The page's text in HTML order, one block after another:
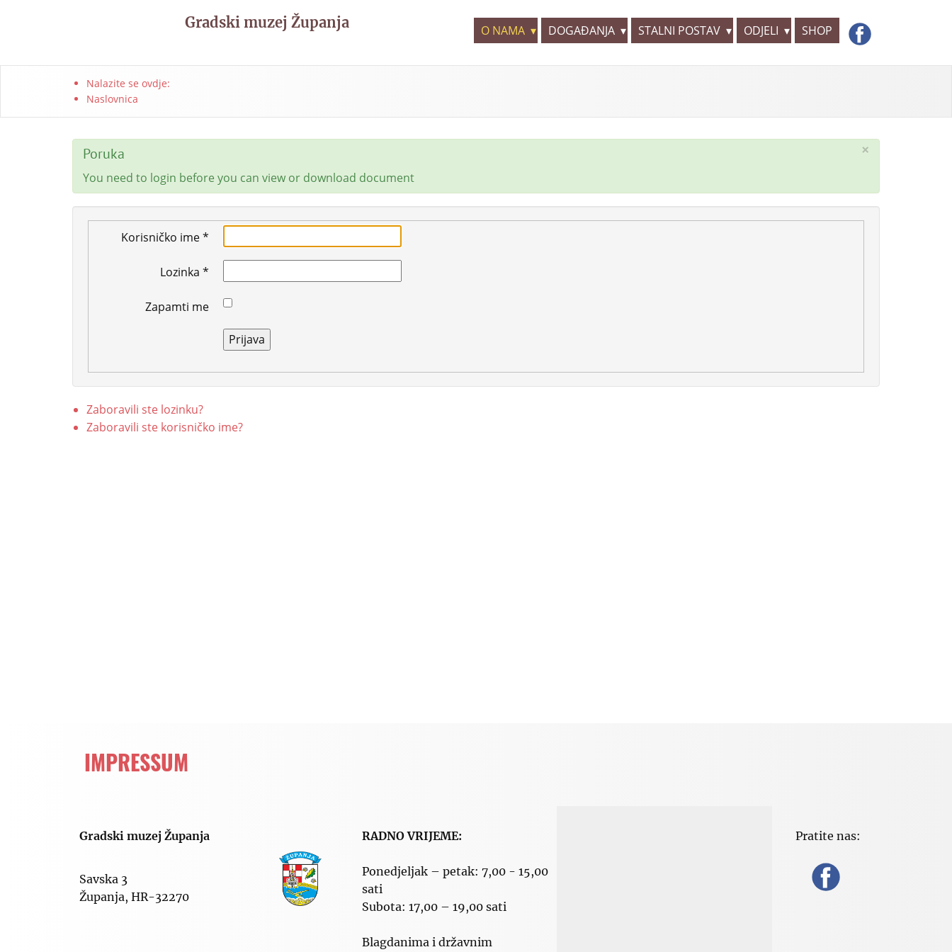
O NAMA DOGAĐANJA STALNI POSTAV ODJELI SHOP
Gradski muzej Županja
Nalazite se ovdje:
Naslovnica
×
Poruka
You need to login before you can view or download document
Korisničko ime*
Lozinka *
Zapamti me
Prijava
Zaboravili ste lozinku?
Zaboravili ste korisničko ime?
IMPRESSUM
Gradski muzej Županja
Savska 3
Županja, HR-32270
RADNO VRIJEME:
Ponedjeljak – petak: 7,00 - 15,00
sati
Subota: 17,00 – 19,00 sati
Blagdanima i državnim
Pratite nas: